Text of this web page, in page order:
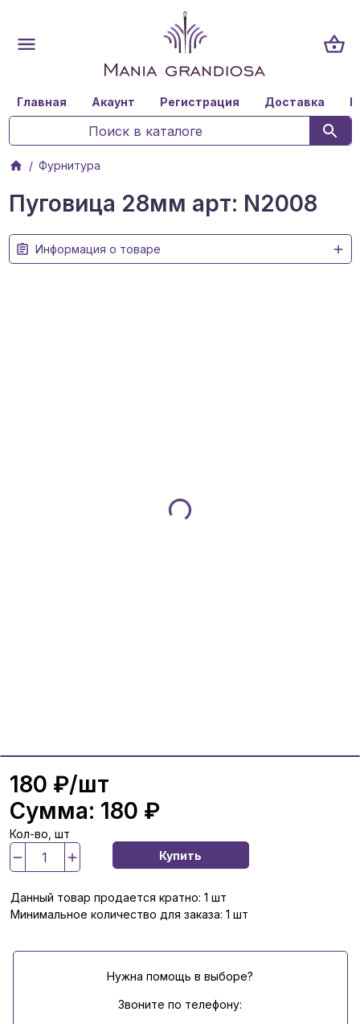
Главная Акаунт Регистрация Доставка
Фурнитура
Пуговица 28мм арт: N2008
Информация о товаре
180 ₽/шт
Сумма: 180 ₽
Кол-во, шт
Купить
Данный товар продается кратно: 1 шт
Минимальное количество для заказа: 1 шт
Нужна помощь в выборе?
Звоните по телефону: